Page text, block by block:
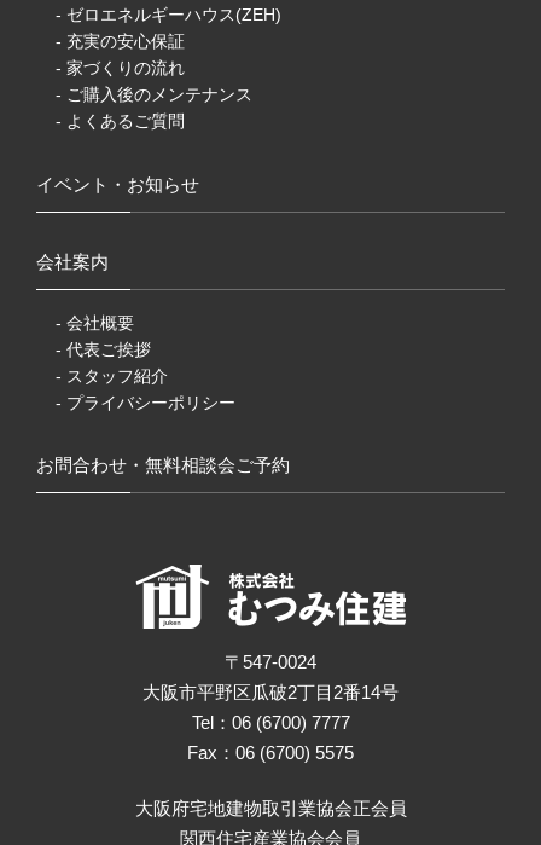
- ゼロエネルギーハウス(ZEH)
- 充実の安心保証
- 家づくりの流れ
- ご購入後のメンテナンス
- よくあるご質問
イベント・お知らせ
会社案内
- 会社概要
- 代表ご挨拶
- スタッフ紹介
- プライバシーポリシー
お問合わせ・無料相談会ご予約
〒547-0024
大阪市平野区瓜破2丁目2番14号
Tel：06 (6700) 7777
Fax：06 (6700) 5575
大阪府宅地建物取引業協会正会員
関西住宅産業協会会員